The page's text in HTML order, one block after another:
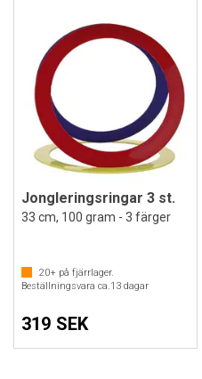
Jongleringsringar 3 st.
33 cm, 100 gram - 3 färger
20+ på fjärrlager.
Beställningsvara ca.13 dagar
319 SEK